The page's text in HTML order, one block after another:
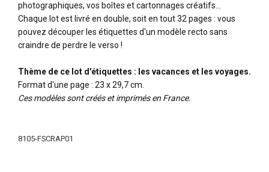
photographiques, vos boîtes et cartonnages créatifs…
Chaque lot est livré en double, soit en tout 32 pages : vous
pouvez découper les étiquettes d'un modèle recto sans
craindre de perdre le verso !
Thème de ce lot d'étiquettes : les vacances et les voyages.
Format d'une page : 23 x 29,7 cm.
Ces modèles sont créés et imprimés en France.
d'infos
8105-FSCRAP01